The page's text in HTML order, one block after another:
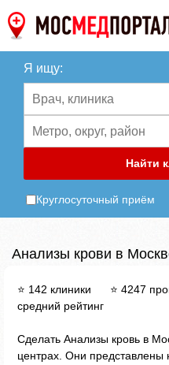
Я ищу:
Найти
Круглосуточный приём
Анализы крови в
⭐ 142 клиники ⭐ 4247
средний рейтинг
Сделать Анализы кровь в
центрах. Они